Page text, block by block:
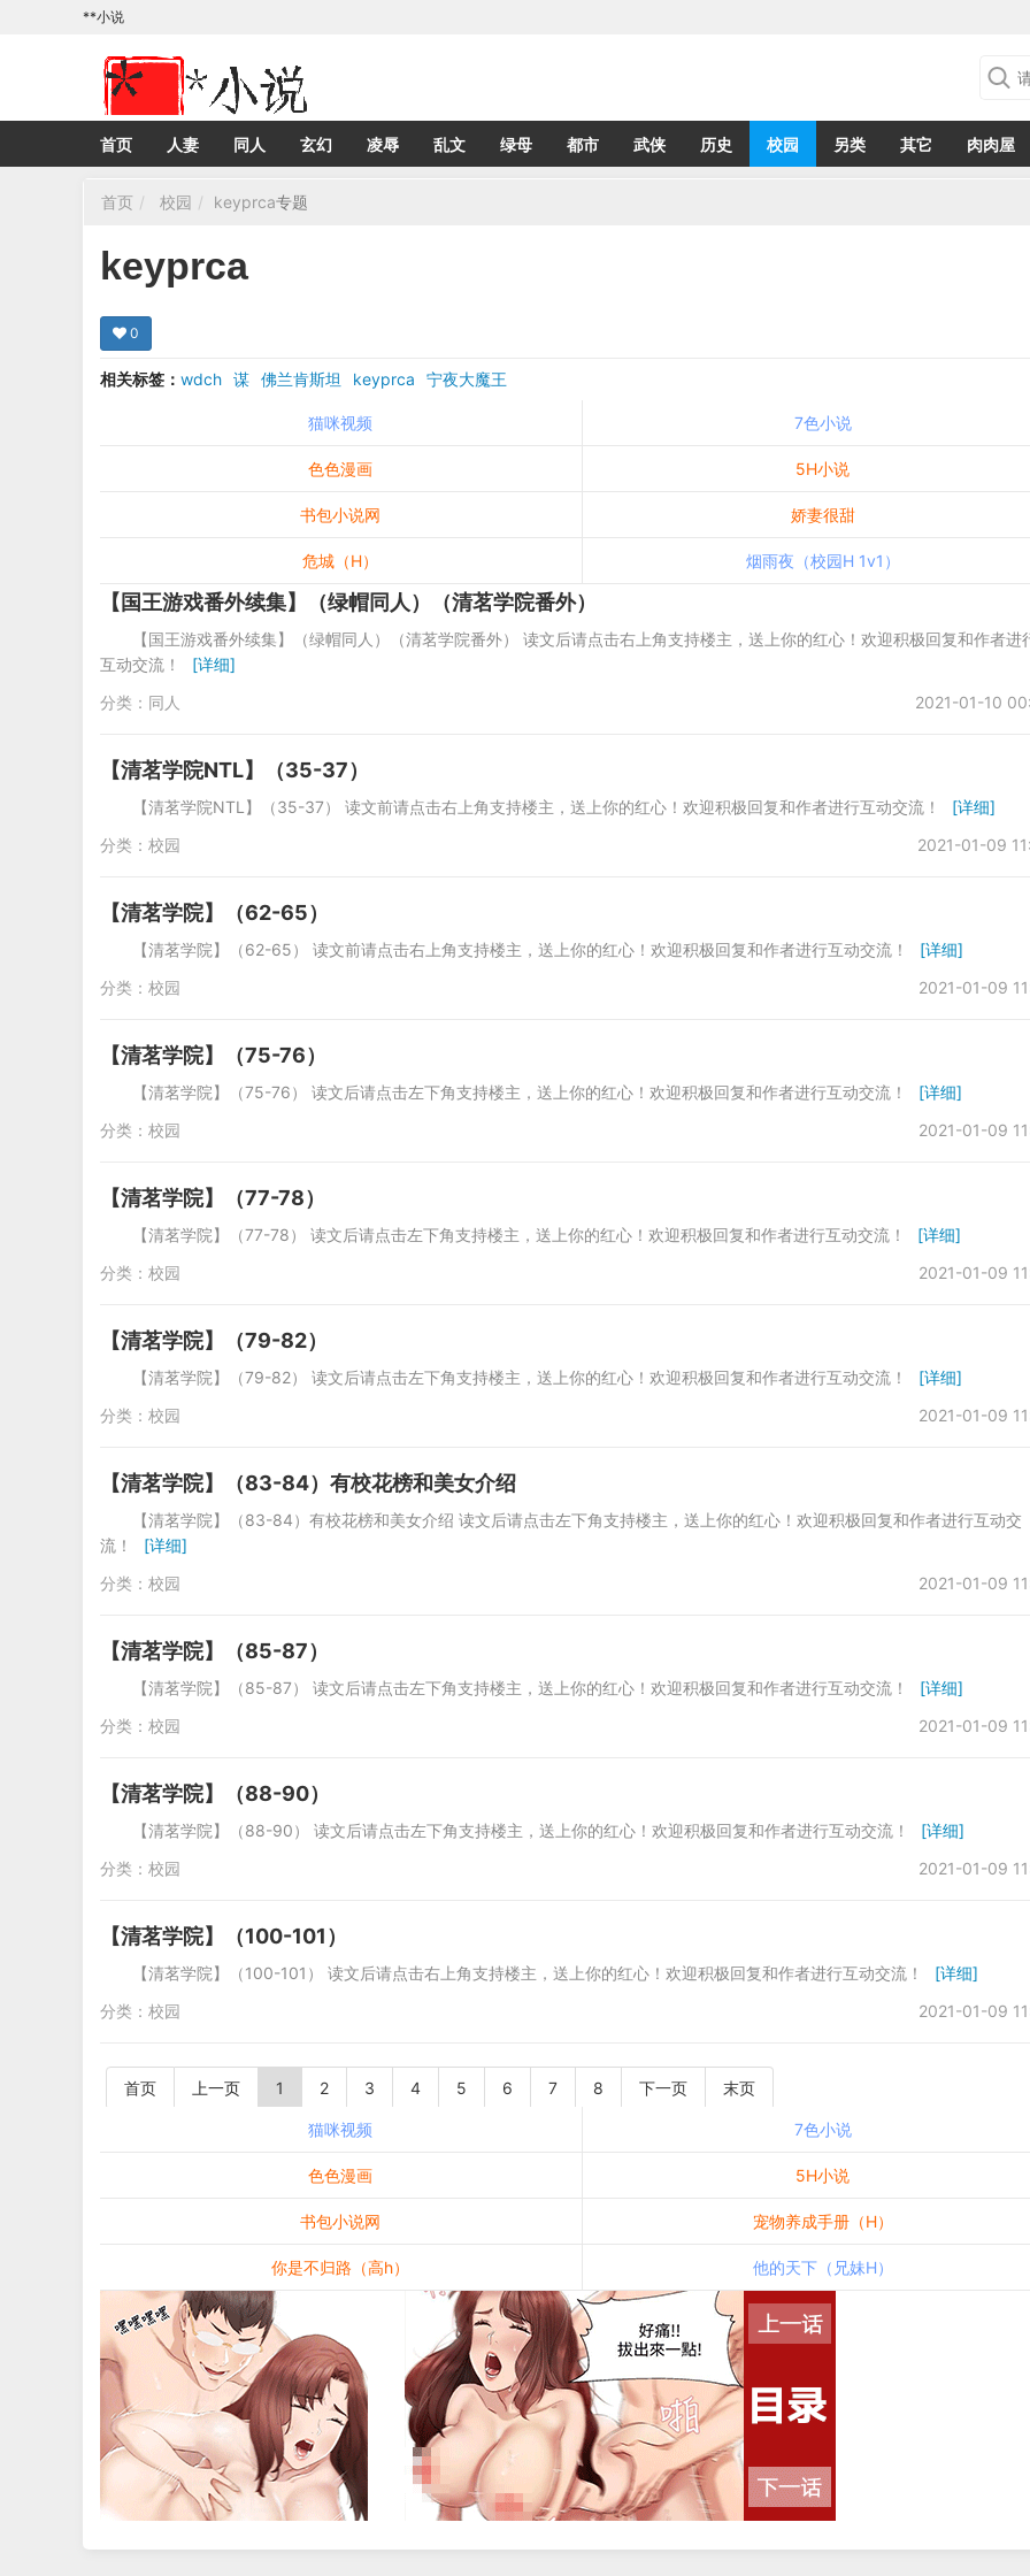
**小说
首页 人妻 同人 玄幻 凌辱 乱文 绿母 都市 武侠 历史 校园 另类 其它 肉肉屋
首页 校园 keyprca专题
keyprca
0
相关标签： wdch 谋 佛兰肯斯坦 keyprca 宁夜大魔王
猫咪视频 7色小说
色色漫画 5H小说
书包小说网 娇妻很甜
危城（H） 烟雨夜（校园H 1v1）
【国王游戏番外续集】（绿帽同人）（清茗学院番外）
【国王游戏番外续集】（绿帽同人）（清茗学院番外） 读文后请点击右上角支持楼主，送上你的红心！欢迎积极回复和作者进
互动交流！
[详细]
2021-01-10
分类： 同人
【清茗学院NTL】（35-37）
【清茗学院NTL】（35-37） 读文前请点击右上角支持楼主，送上你的红心！欢迎积极回复和作者进行互动交流！
[详细]
2021-01-09
分类： 校园
【清茗学院】（62-65）
【清茗学院】（62-65） 读文前请点击右上角支持楼主，送上你的红心！欢迎积极回复和作者进行互动交流！
[详细]
2021-01-09
分类： 校园
【清茗学院】（75-76）
【清茗学院】（75-76） 读文后请点击左下角支持楼主，送上你的红心！欢迎积极回复和作者进行互动交流！
[详细]
2021-01-09
分类： 校园
【清茗学院】（77-78）
【清茗学院】（77-78） 读文后请点击左下角支持楼主，送上你的红心！欢迎积极回复和作者进行互动交流！
[详细]
2021-01-09
分类： 校园
【清茗学院】（79-82）
【清茗学院】（79-82） 读文后请点击左下角支持楼主，送上你的红心！欢迎积极回复和作者进行互动交流！
[详细]
2021-01-09
分类： 校园
【清茗学院】（83-84）有校花榜和美女介绍
【清茗学院】（83-84）有校花榜和美女介绍 读文后请点击左下角支持楼主，送上你的红心！欢迎积极回复和作者进行互动交
流！
[详细]
2021-01-09
分类： 校园
【清茗学院】（85-87）
【清茗学院】（85-87） 读文后请点击左下角支持楼主，送上你的红心！欢迎积极回复和作者进行互动交流！
[详细]
2021-01-09
分类： 校园
【清茗学院】（88-90）
【清茗学院】（88-90） 读文后请点击左下角支持楼主，送上你的红心！欢迎积极回复和作者进行互动交流！
[详细]
2021-01-09
分类： 校园
【清茗学院】（100-101）
【清茗学院】（100-101） 读文后请点击右上角支持楼主，送上你的红心！欢迎积极回复和作者进行互动交流！
[详细]
2021-01-09
分类： 校园
首页 上一页 1 2 3 4 5 6 7 8 下一页 末页
猫咪视频 7色小说
色色漫画 5H小说
书包小说网 宠物养成手册（H）
你是不归路（高h） 他的天下（兄妹H）